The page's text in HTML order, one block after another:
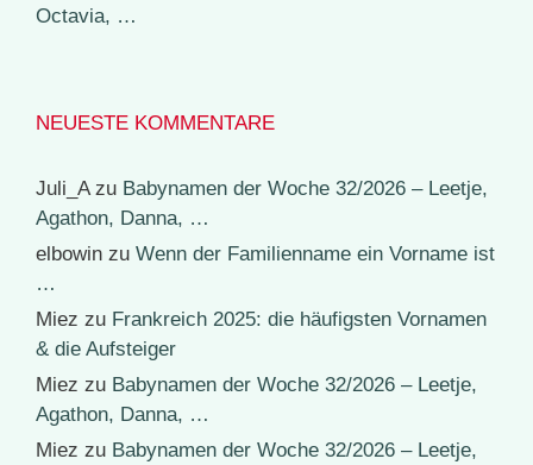
Octavia, …
NEUESTE KOMMENTARE
Juli_Azu Babynamen der Woche 32/2026 – Leetje,
Agathon, Danna, …
elbowin zu Wenn der Familienname ein Vorname ist
…
Miez zu Frankreich 2025: die häufigsten Vornamen
& die Aufsteiger
Miez zu Babynamen der Woche 32/2026 – Leetje,
Agathon, Danna, …
Miez zu Babynamen der Woche 32/2026 – Leetje,